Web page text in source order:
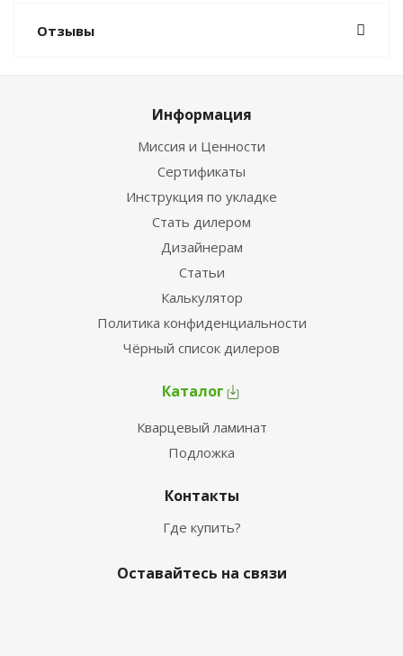
Отзывы
Информация
Миссия и Ценности
Сертификаты
Инструкция по укладке
Стать дилером
Дизайнерам
Статьи
Калькулятор
Политика конфиденциальности
Чёрный список дилеров
Каталог
Кварцевый ламинат
Подложка
Контакты
Где купить?
Оставайтесь на связи